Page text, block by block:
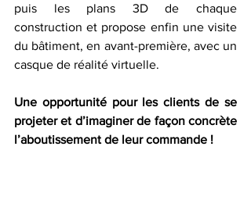
puis les plans 3D de chaque
construction et propose enfin une visite
du bâtiment, en avant-première, avec un
casque de réalité virtuelle.
Une opportunité pour les clients de se
projeter et d’imaginer de façon concrète
l’aboutissement de leur commande !